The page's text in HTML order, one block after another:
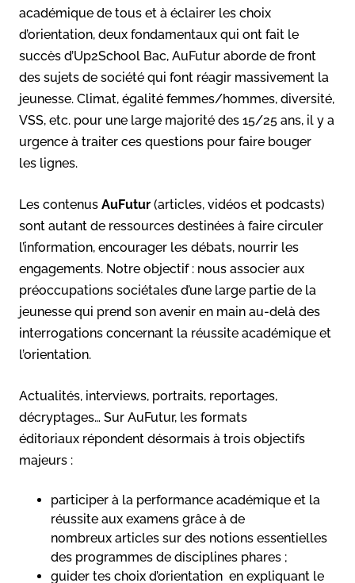
académique de tous et à éclairer les choix
d’orientation, deux fondamentaux qui ont fait le
succès d’Up2School Bac, AuFutur aborde de front
des sujets de société qui font réagir massivement la
jeunesse. Climat, égalité femmes/hommes, diversité,
VSS, etc. pour une large majorité des 15/25 ans, il y a
urgence à traiter ces questions pour faire bouger
les lignes.
Les contenus AuFutur (articles, vidéos et podcasts)
sont autant de ressources destinées à faire circuler
l’information, encourager les débats, nourrir les
engagements. Notre objectif : nous associer aux
préoccupations sociétales d’une large partie de la
jeunesse qui prend son avenir en main au-delà des
interrogations concernant la réussite académique et
l’orientation.
Actualités, interviews, portraits, reportages,
décryptages… Sur AuFutur, les formats
éditoriaux répondent désormais à trois objectifs
majeurs :
participer à la performance académique et la
réussite aux examens grâce à de
nombreux articles sur des notions essentielles
des programmes de disciplines phares ;
guider tes choix d’orientation en expliquant le